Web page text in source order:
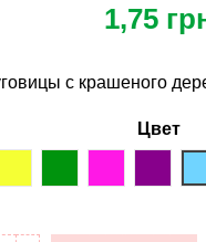
1,75
с крашеного
Цвет